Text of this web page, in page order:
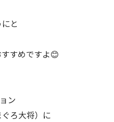
と
すめですよ😊
ン
ろ大将）に